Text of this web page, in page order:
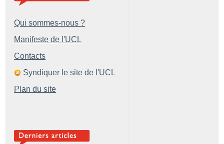
Qui sommes-nous ?
Manifeste de l'UCL
Contacts
Syndiquer le site de l'UCL
Plan du site